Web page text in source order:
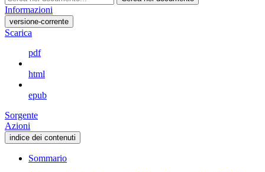
Informazioni
versione-corrente
Scarica
pdf
html
epub
Sorgente
Azioni
indice dei contenuti
Sommario